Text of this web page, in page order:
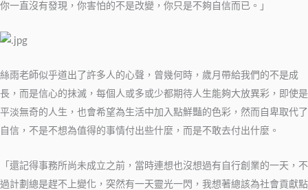
你一直沒有發現，你害怕的不是改變，你只是不夠自信而已。」
絲雨老師似乎道出了許多人的心聲，曾幾何時，歲月帶給我們的不是成
長，而是信心的抺滅，每個人或多或少都期待人生能夠大放異彩，即使是
平淡無奇的人生，也會希望為生活中加入點鮮豔的色彩，然而自卑取代了
自信，不是不想為值得的事情付出些什麼，而是不敢去付出什麼。
「還記得事務所尚未成立之前，當時連想也沒想過有自行創業的一天，不
過計劃總是趕不上變化，突然有一天靈光一閃，我想著總該為社會貢獻點